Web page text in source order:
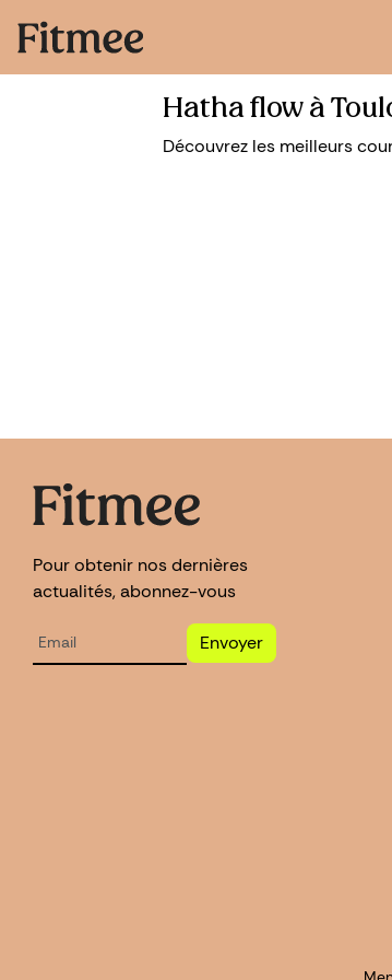
Hatha flow à
Découvrez les meilleurs
Pour obtenir nos dernières
actualités, abonnez-vous
Envoyer